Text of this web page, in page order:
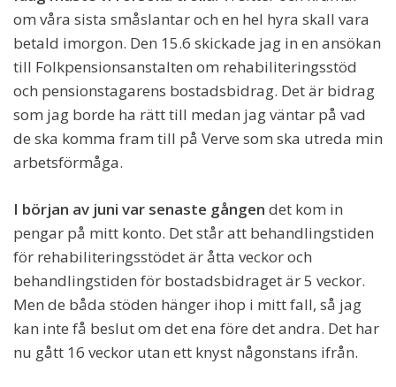
om våra sista småslantar och en hel hyra skall vara
betald imorgon. Den 15.6 skickade jag in en ansökan
till Folkpensionsanstalten om rehabiliteringsstöd
och pensionstagarens bostadsbidrag. Det är bidrag
som jag borde ha rätt till medan jag väntar på vad
de ska komma fram till på Verve som ska utreda min
arbetsförmåga.
I början av juni var senaste gången det kom in
pengar på mitt konto. Det står att behandlingstiden
för rehabiliteringsstödet är åtta veckor och
behandlingstiden för bostadsbidraget är 5 veckor.
Men de båda stöden hänger ihop i mitt fall, så jag
kan inte få beslut om det ena före det andra. Det har
nu gått 16 veckor utan ett knyst någonstans ifrån.